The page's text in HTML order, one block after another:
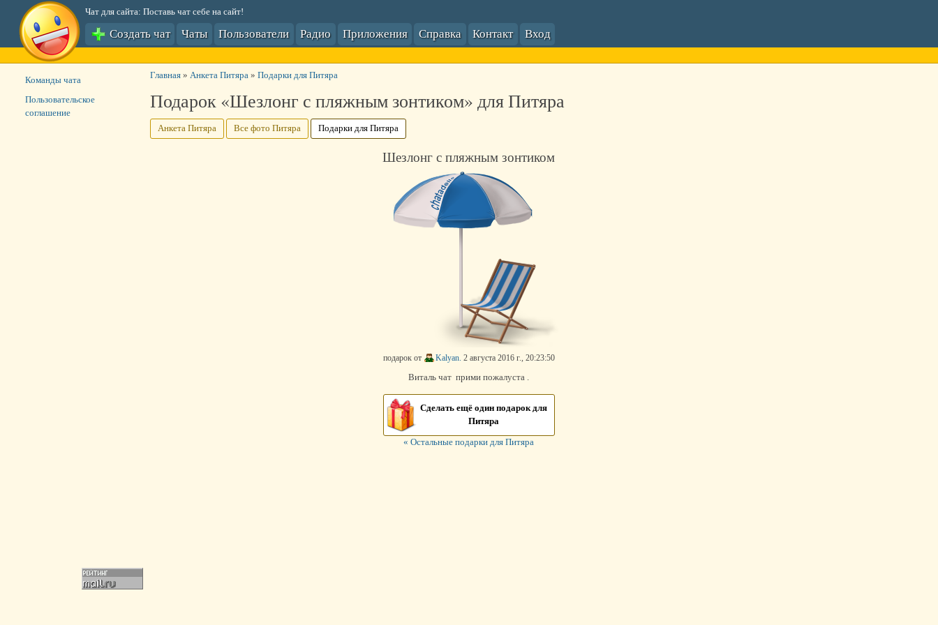
Чат для сайта: Поставь чат себе на сайт!
Создать чат Чаты Пользователи Радио Приложения Справка Контакт Вход
Главная» Анкета Питяра » Подарки для Питяра
Подарок «Шезлонг с пляжным зонтиком» для Питяра
Анкета Питяра Все фото Питяра Подарки для Питяра
Шезлонг с пляжным зонтиком
подарок от Kalyan. 2 августа 2016 г., 20:23:50
Виталь чат прими пожалуста .
Сделать ещё один подарок для
Питяра
« Остальные подарки для Питяра
Команды чата
Пользовательское
соглашение